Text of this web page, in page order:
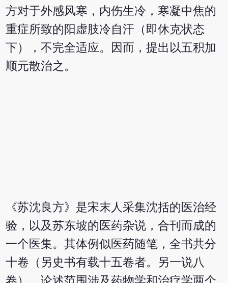
方对于外感风寒，内伤生冷，寒凝中焦的
重症所致的阳虚肢冷自汗（即休克状态
下），不完全适应。因而，提出以五积加
顺元散治之。
《苏沈良方》是宋末人采集沈括的医治经
验，以及苏东坡的医药杂说，合刊而成的
一个医集。其体例似医药随笔，全书共分
十卷（另史书有载十五卷者。另一说八